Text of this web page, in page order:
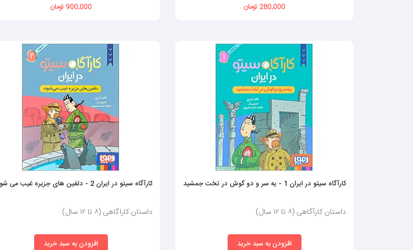
280,000 تومان 900,000 تومان
کارآگاه سیتو در ایران 1 - یه سر و دو گوش در تخت جمشید
داستان کارآگاهی (٨ تا ١٢ سال)
افزودن به سبد خرید
کارآگاه سیتو در ایران 2 - دلفین های جزیره غیب می شوند
داستان کاراگاهی (٨ تا ١٢ سال)
افزودن به سبد خرید